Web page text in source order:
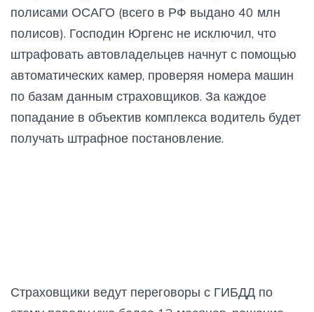
полисами ОСАГО (всего в РФ выдано 40 млн
полисов). Господин Юргенс не исключил, что
штрафовать автовладельцев начнут с помощью
автоматических камер, проверяя номера машин
по базам данным страховщиков. За каждое
попадание в объектив комплекса водитель будет
получать штрафное постановление.
Страховщики ведут переговоры с ГИБДД по